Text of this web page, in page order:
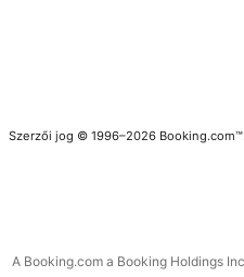
Szerzői jog © 1996–2026
A Booking.com a Booking Holdings